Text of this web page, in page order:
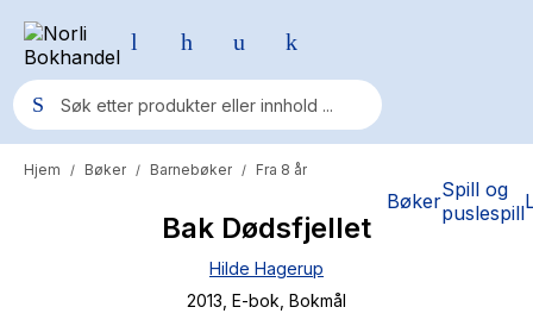
BøkerSpill og
puslespill
Populære søk
Fury Bound - Sable Sorensen
Hjem / Bøker / Barnebøker / Fra 8 år
Bak Dødsfjellet
Hilde Hagerup
2013 , E-bok , Bokmål